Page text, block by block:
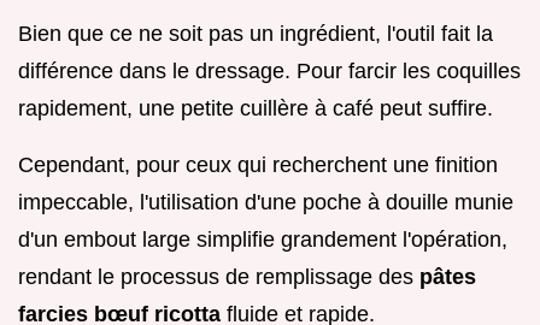
Bien que ce ne soit pas un ingrédient, l'outil fait la
différence dans le dressage. Pour farcir les coquilles
rapidement, une petite cuillère à café peut suffire.
Cependant, pour ceux qui recherchent une finition
impeccable, l'utilisation d'une poche à douille munie
d'un embout large simplifie grandement l'opération,
rendant le processus de remplissage des pâtes
farcies bœuf ricotta fluide et rapide.